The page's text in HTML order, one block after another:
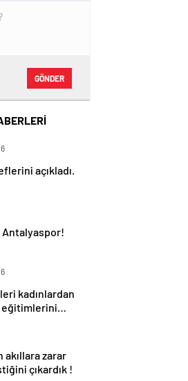
GÖNDER
açıkladı.
Antalyaspor!
kadınlardan
eğitimlerini
akıllara zarar
çıkardık !